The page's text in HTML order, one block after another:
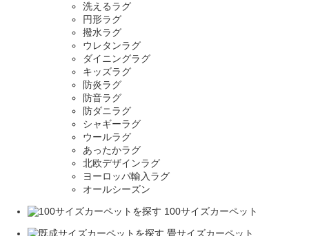
洗えるラグ
円形ラグ
撥水ラグ
ウレタンラグ
ダイニングラグ
キッズラグ
防炎ラグ
防音ラグ
防ダニラグ
シャギーラグ
ウールラグ
あったかラグ
北欧デザインラグ
ヨーロッパ輸入ラグ
オールシーズン
100サイズカーペット
畳サイズカーペット